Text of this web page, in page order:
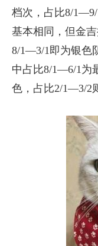
档次，占比8/
基本相同，但金
8/1—3/1即为银色
中占比8/1—6/1为
色，占比2/1—3/2